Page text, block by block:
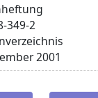
349-2
2001